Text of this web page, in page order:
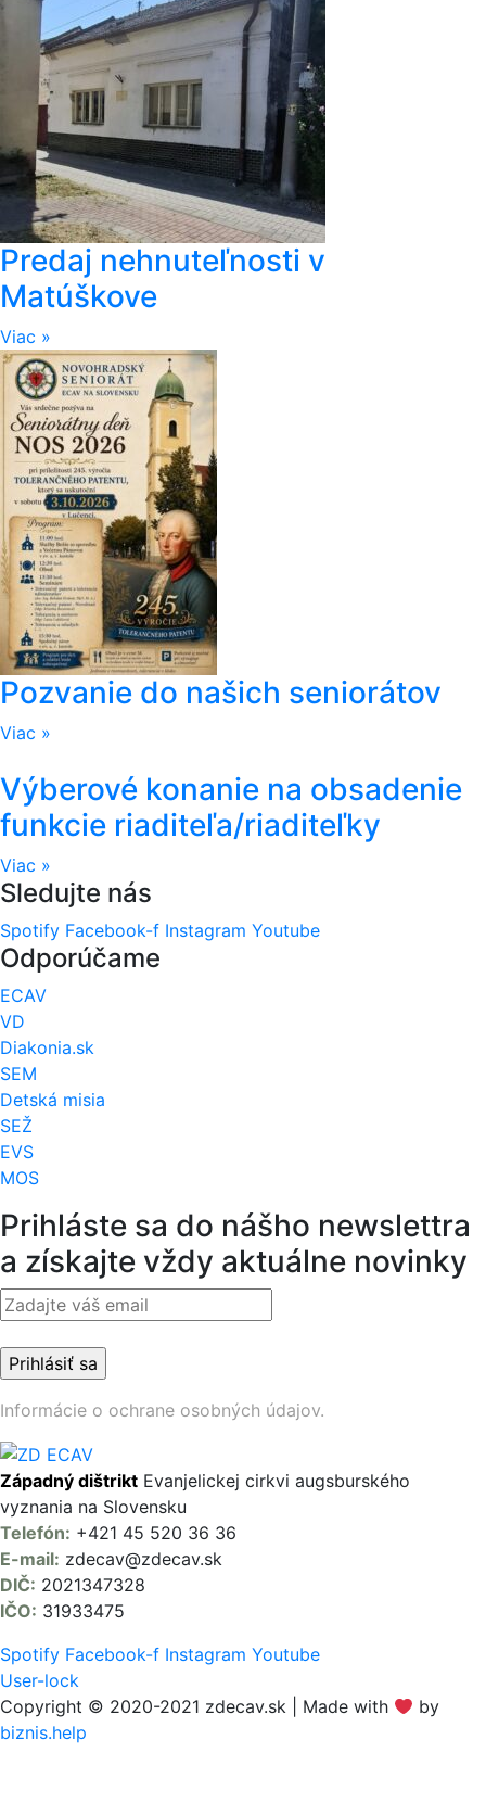
Predaj nehnuteľnosti v
Matúškove
Viac »
Pozvanie do našich seniorátov
Viac »
Výberové konanie na obsadenie
funkcie riaditeľa/riaditeľky
Viac »
Sledujte nás
Spotify Facebook-f Instagram Youtube
Odporúčame
ECAV
VD
Diakonia.sk
SEM
Detská misia
SEŽ
EVS
MOS
Prihláste sa do nášho newslettra
a získajte vždy aktuálne novinky
Informácie o ochrane osobných údajov.
Západný dištrikt Evanjelickej cirkvi augsburského
vyznania na Slovensku
Telefón: +421 45 520 36 36
E-mail: zdecav@zdecav.sk
DIČ: 2021347328
IČO: 31933475
Spotify Facebook-f Instagram Youtube
User-lock
Copyright © 2020-2021 zdecav.sk | Made with
by
biznis.help